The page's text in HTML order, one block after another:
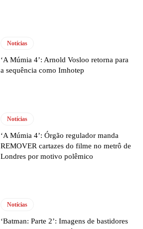
Notícias
‘A Múmia 4’: Arnold Vosloo retorna para
a sequência como Imhotep
Notícias
‘A Múmia 4’: Órgão regulador manda
REMOVER cartazes do filme no metrô de
Londres por motivo polêmico
Notícias
‘Batman: Parte 2’: Imagens de bastidores